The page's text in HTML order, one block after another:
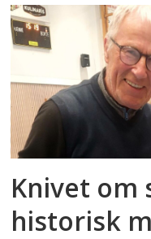
Knivet om
historisk